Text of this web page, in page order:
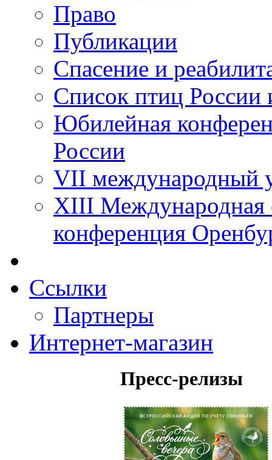
Право
Публикации
Спасение и
Список птиц России
Юбилейная
России
VII международный
XIII Международная
конференция
Ссылки
Партнеры
Интернет-магазин
Пресс-релизы